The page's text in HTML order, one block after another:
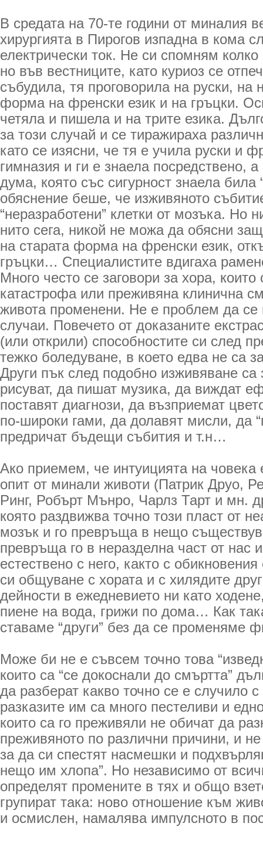
В средата на 70-те години от миналия
хирургията в Пирогов изпадна в кома
електрически ток. Не си спомням
но във вестниците, като куриоз се
събудила, тя проговорила на руски, на
форма на френски език и на гръцки.
четяла и пишела и на трите езика.
за този случай и се тиражираха
като се изясни, че тя е учила руски и
гимназия и ги е знаела посредствено,
дума, която със сигурност знаела била
обяснение беше, че изживяното
“неразработени” клетки от мозъка. Но
нито сега, никой не можа да обясни
на старата форма на френски език,
гръцки… Специалистите вдигаха
Много често се заговори за хора, които
катастрофа или преживяна клинична
живота променени. Не е проблем да се
случаи. Повечето от доказаните
(или открили) способностите си след
тежко боледуване, в което едва не са
Други пък след подобно изживяване са
рисуват, да пишат музика, да виждат
поставят диагнози, да възприемат
по-широки гами, да долавят мисли, да
предричат бъдещи събития и т.н…
Ако приемем, че интуицията на човека
опит от минали животи (Патрик Друо,
Ринг, Робърт Мънро, Чарлз Тарт и мн.
която раздвижва точно този пласт от
мозък и го превръща в нещо
превръща го в неразделна част от нас
естествено с него, както с
си общуване с хората и с хилядите
дейности в ежедневието ни като
пиене на вода, грижи по дома… Как
ставаме “други” без да се променяме
Може би не е съвсем точно това
които са “се докоснали до смъртта”
да разберат какво точно се е случило
разказите им са много пестеливи и
които са го преживяли не обичат да
преживяното по различни причини, и
за да си спестят насмешки и
нещо им хлопа”. Но независимо от
определят промените в тях и общо
групират така: ново отношение към
и осмислен, намалява импулсното в